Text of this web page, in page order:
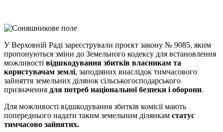
Link
Print
У Верховній Раді зареєстрували проєкт закону № 9085, яким
пропонуються зміни до Земельного кодексу для встановлення
можливості відшкодування збитків власникам та
користувачам землі, заподіяних внаслідок тимчасового
зайняття земельних ділянок сільськогосподарського
призначення для потреб національної безпеки і оборони.
Для можливості відшкодування збитків комісії мають
попереднього надати таким земельним ділянкам статус
тимчасово зайнятих.